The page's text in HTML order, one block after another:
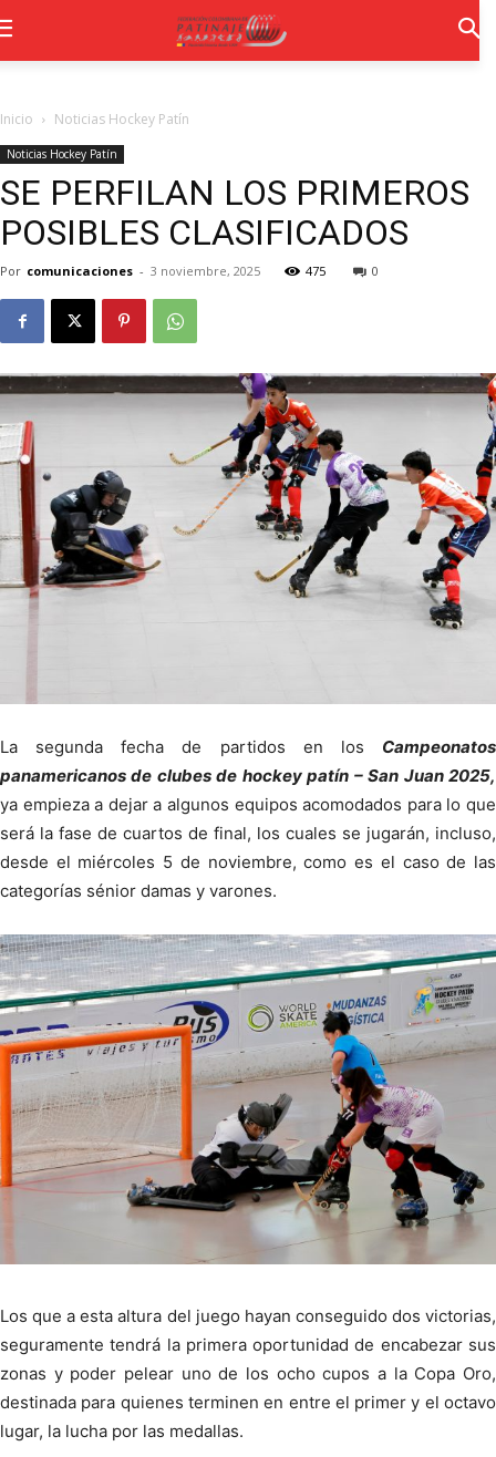
Inicio Noticias Hockey Patín
Noticias Hockey Patín
SE PERFILAN LOS PRIMEROS
POSIBLES CLASIFICADOS
Por comunicaciones - 3 noviembre, 2025 475 0
La segunda fecha de partidos en los Campeonatos
panamericanos de clubes de hockey patín – San Juan 2025,
ya empieza a dejar a algunos equipos acomodados para lo que
será la fase de cuartos de final, los cuales se jugarán, incluso,
desde el miércoles 5 de noviembre, como es el caso de las
categorías sénior damas y varones.
Los que a esta altura del juego hayan conseguido dos victorias,
seguramente tendrá la primera oportunidad de encabezar sus
zonas y poder pelear uno de los ocho cupos a la Copa Oro,
destinada para quienes terminen en entre el primer y el octavo
lugar, la lucha por las medallas.